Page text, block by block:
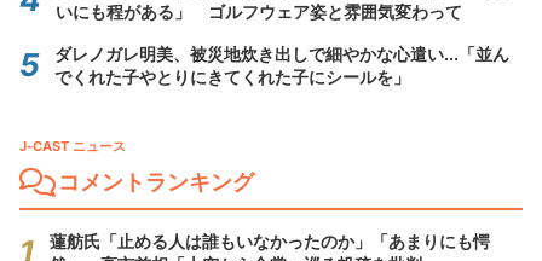
いにも程がある」 ゴルフウェア姿と雰囲気変わって
ダレノガレ明美、被災地炊き出しで細やかな心遣い...「並ん
でくれた子やとりにきてくれた子にシールを」
J-CAST ニュース
コメントランキング
蓮舫氏「止める人は誰もいなかったのか」「あまりにも愕